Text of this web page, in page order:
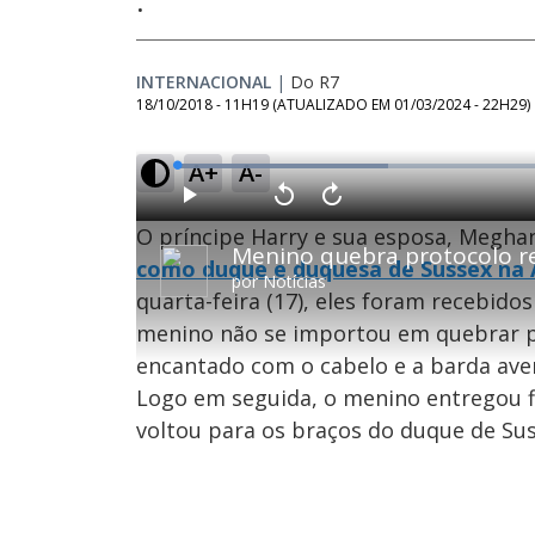
INTERNACIONAL | Do R7
18/10/2018 - 11H19 (ATUALIZADO EM 01/03/2024 - 22H29)
A+ A-
porNotícias
P
l
a
y
V
o
l
t
a
r
1
0
g
u
d
s
A
v
n
ç
a
r
1
0
e
g
n
o
s
L
o
a
d
e
:
2
6
.
6
6
%
O príncipe Harry e sua esposa,
como duque e duquesa de Sussex
quarta-feira (17), eles foram
menino não se importou em quebrar
encantado com o cabelo e a barda
Logo em seguida, o menino entregou
voltou para os braços do duque de